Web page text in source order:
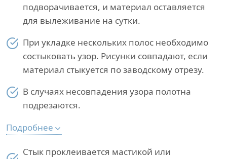
подворачивается, и материал оставляется
для вылеживание на сутки.
При укладке нескольких полос необходимо
состыковать узор. Рисунки совпадают, если
материал стыкуется по заводскому отрезу.
В случаях несовпадения узора полотна
подрезаются.
Подробнее
Стык проклеивается мастикой или